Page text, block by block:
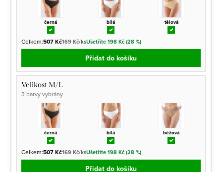
černá bílá tělová
Celkem:507 Kč169 Kč/ksUšetříte 198 Kč (28 %)
Přidat do košíku
Velikost M/L
3 barvy vybrány
černá bílá béžová
Celkem:507 Kč169 Kč/ksUšetříte 198 Kč (28 %)
Přidat do košíku